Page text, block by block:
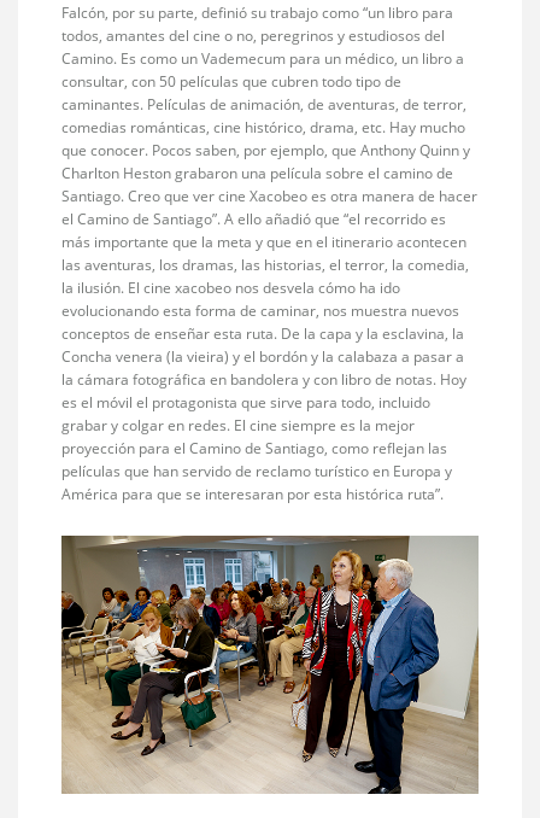
Falcón, por su parte, definió su trabajo como “un libro para
todos, amantes del cine o no, peregrinos y estudiosos del
Camino. Es como un Vademecum para un médico, un libro a
consultar, con 50 películas que cubren todo tipo de
caminantes. Películas de animación, de aventuras, de terror,
comedias románticas, cine histórico, drama, etc. Hay mucho
que conocer. Pocos saben, por ejemplo, que Anthony Quinn y
Charlton Heston grabaron una película sobre el camino de
Santiago. Creo que ver cine Xacobeo es otra manera de hacer
el Camino de Santiago”. A ello añadió que “el recorrido es
más importante que la meta y que en el itinerario acontecen
las aventuras, los dramas, las historias, el terror, la comedia,
la ilusión. El cine xacobeo nos desvela cómo ha ido
evolucionando esta forma de caminar, nos muestra nuevos
conceptos de enseñar esta ruta. De la capa y la esclavina, la
Concha venera (la vieira) y el bordón y la calabaza a pasar a
la cámara fotográfica en bandolera y con libro de notas. Hoy
es el móvil el protagonista que sirve para todo, incluido
grabar y colgar en redes. El cine siempre es la mejor
proyección para el Camino de Santiago, como reflejan las
películas que han servido de reclamo turístico en Europa y
América para que se interesaran por esta histórica ruta”.